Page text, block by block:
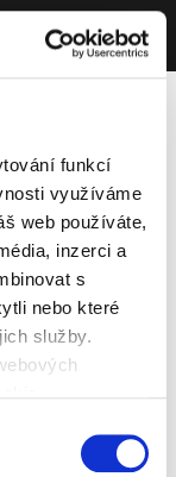
funkcí
využíváme
web používáte,
inzerci a
s
nebo které
služby.